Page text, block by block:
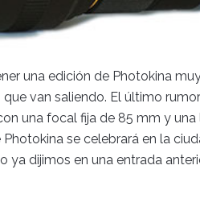
una edición de Photokina
van saliendo. El último
una focal fija de 85 mm y
se celebrará en la
ya dijimos en una entrada